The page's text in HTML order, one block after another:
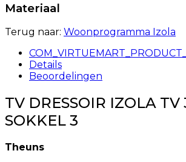
Materiaal
Terug naar: Woonprogramma Izola
Details
Beoordelingen
TV DRESSOIR IZOLA TV
SOKKEL 3
Theuns